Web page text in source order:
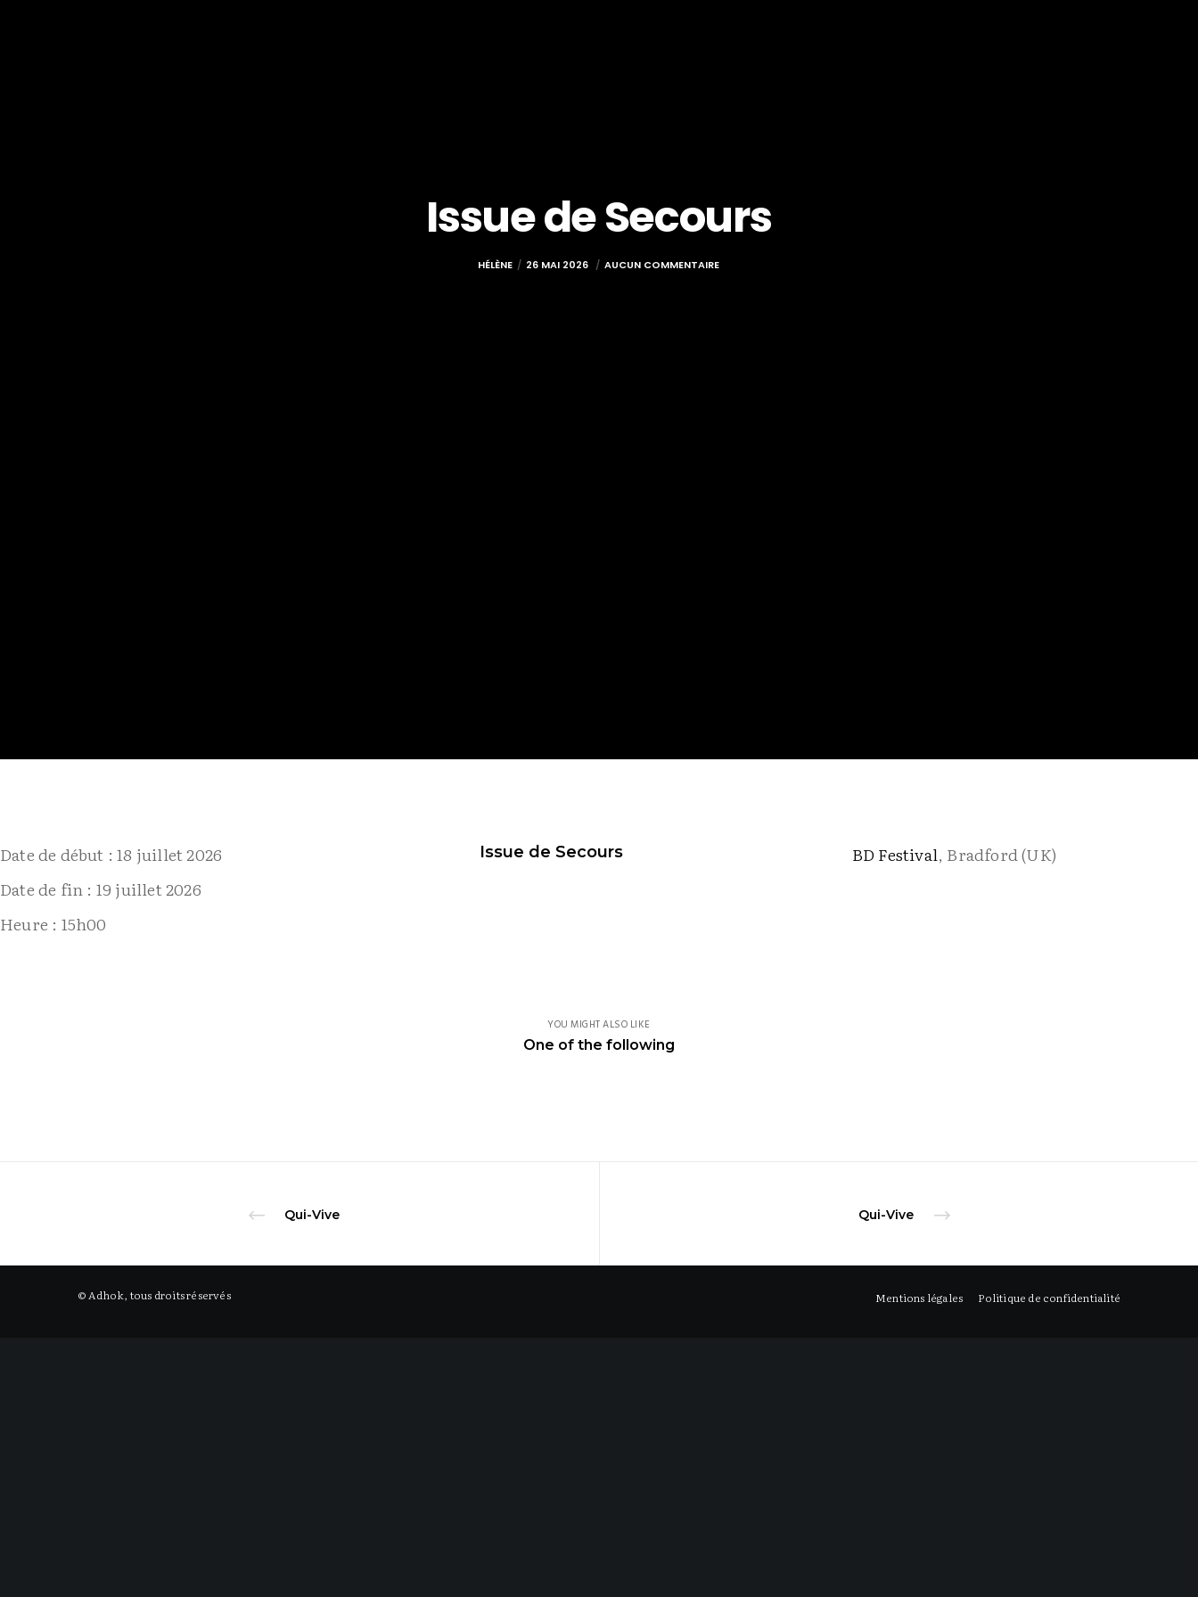
Issue de Secours
HÉLÈNE 26 MAI 2026 AUCUN COMMENTAIRE
Date de début :18 juillet 2026
Date de fin : 19 juillet 2026
Heure : 15h00
Issue de Secours BD Festival, Bradford (UK)
YOU MIGHT ALSO LIKE
One of the following
Qui-Vive Qui-Vive
© Adhok, tous droits réservés Mentions légales Politique de confidentialité